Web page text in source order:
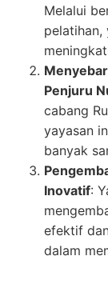
Melalui
pelatihan,
Penjuru
cabang
yayasan
banyak
Inovatif:
efektif
dalam